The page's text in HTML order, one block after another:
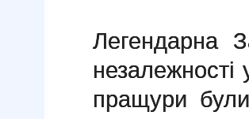
Легендарна
незалежності
пращури